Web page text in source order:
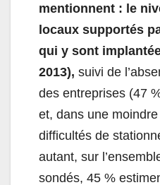
mentionnent : le
locaux supportés
qui y sont
2013), suivi de
des entreprises (47
et, dans une
difficultés de
autant, sur
sondés, 45 %